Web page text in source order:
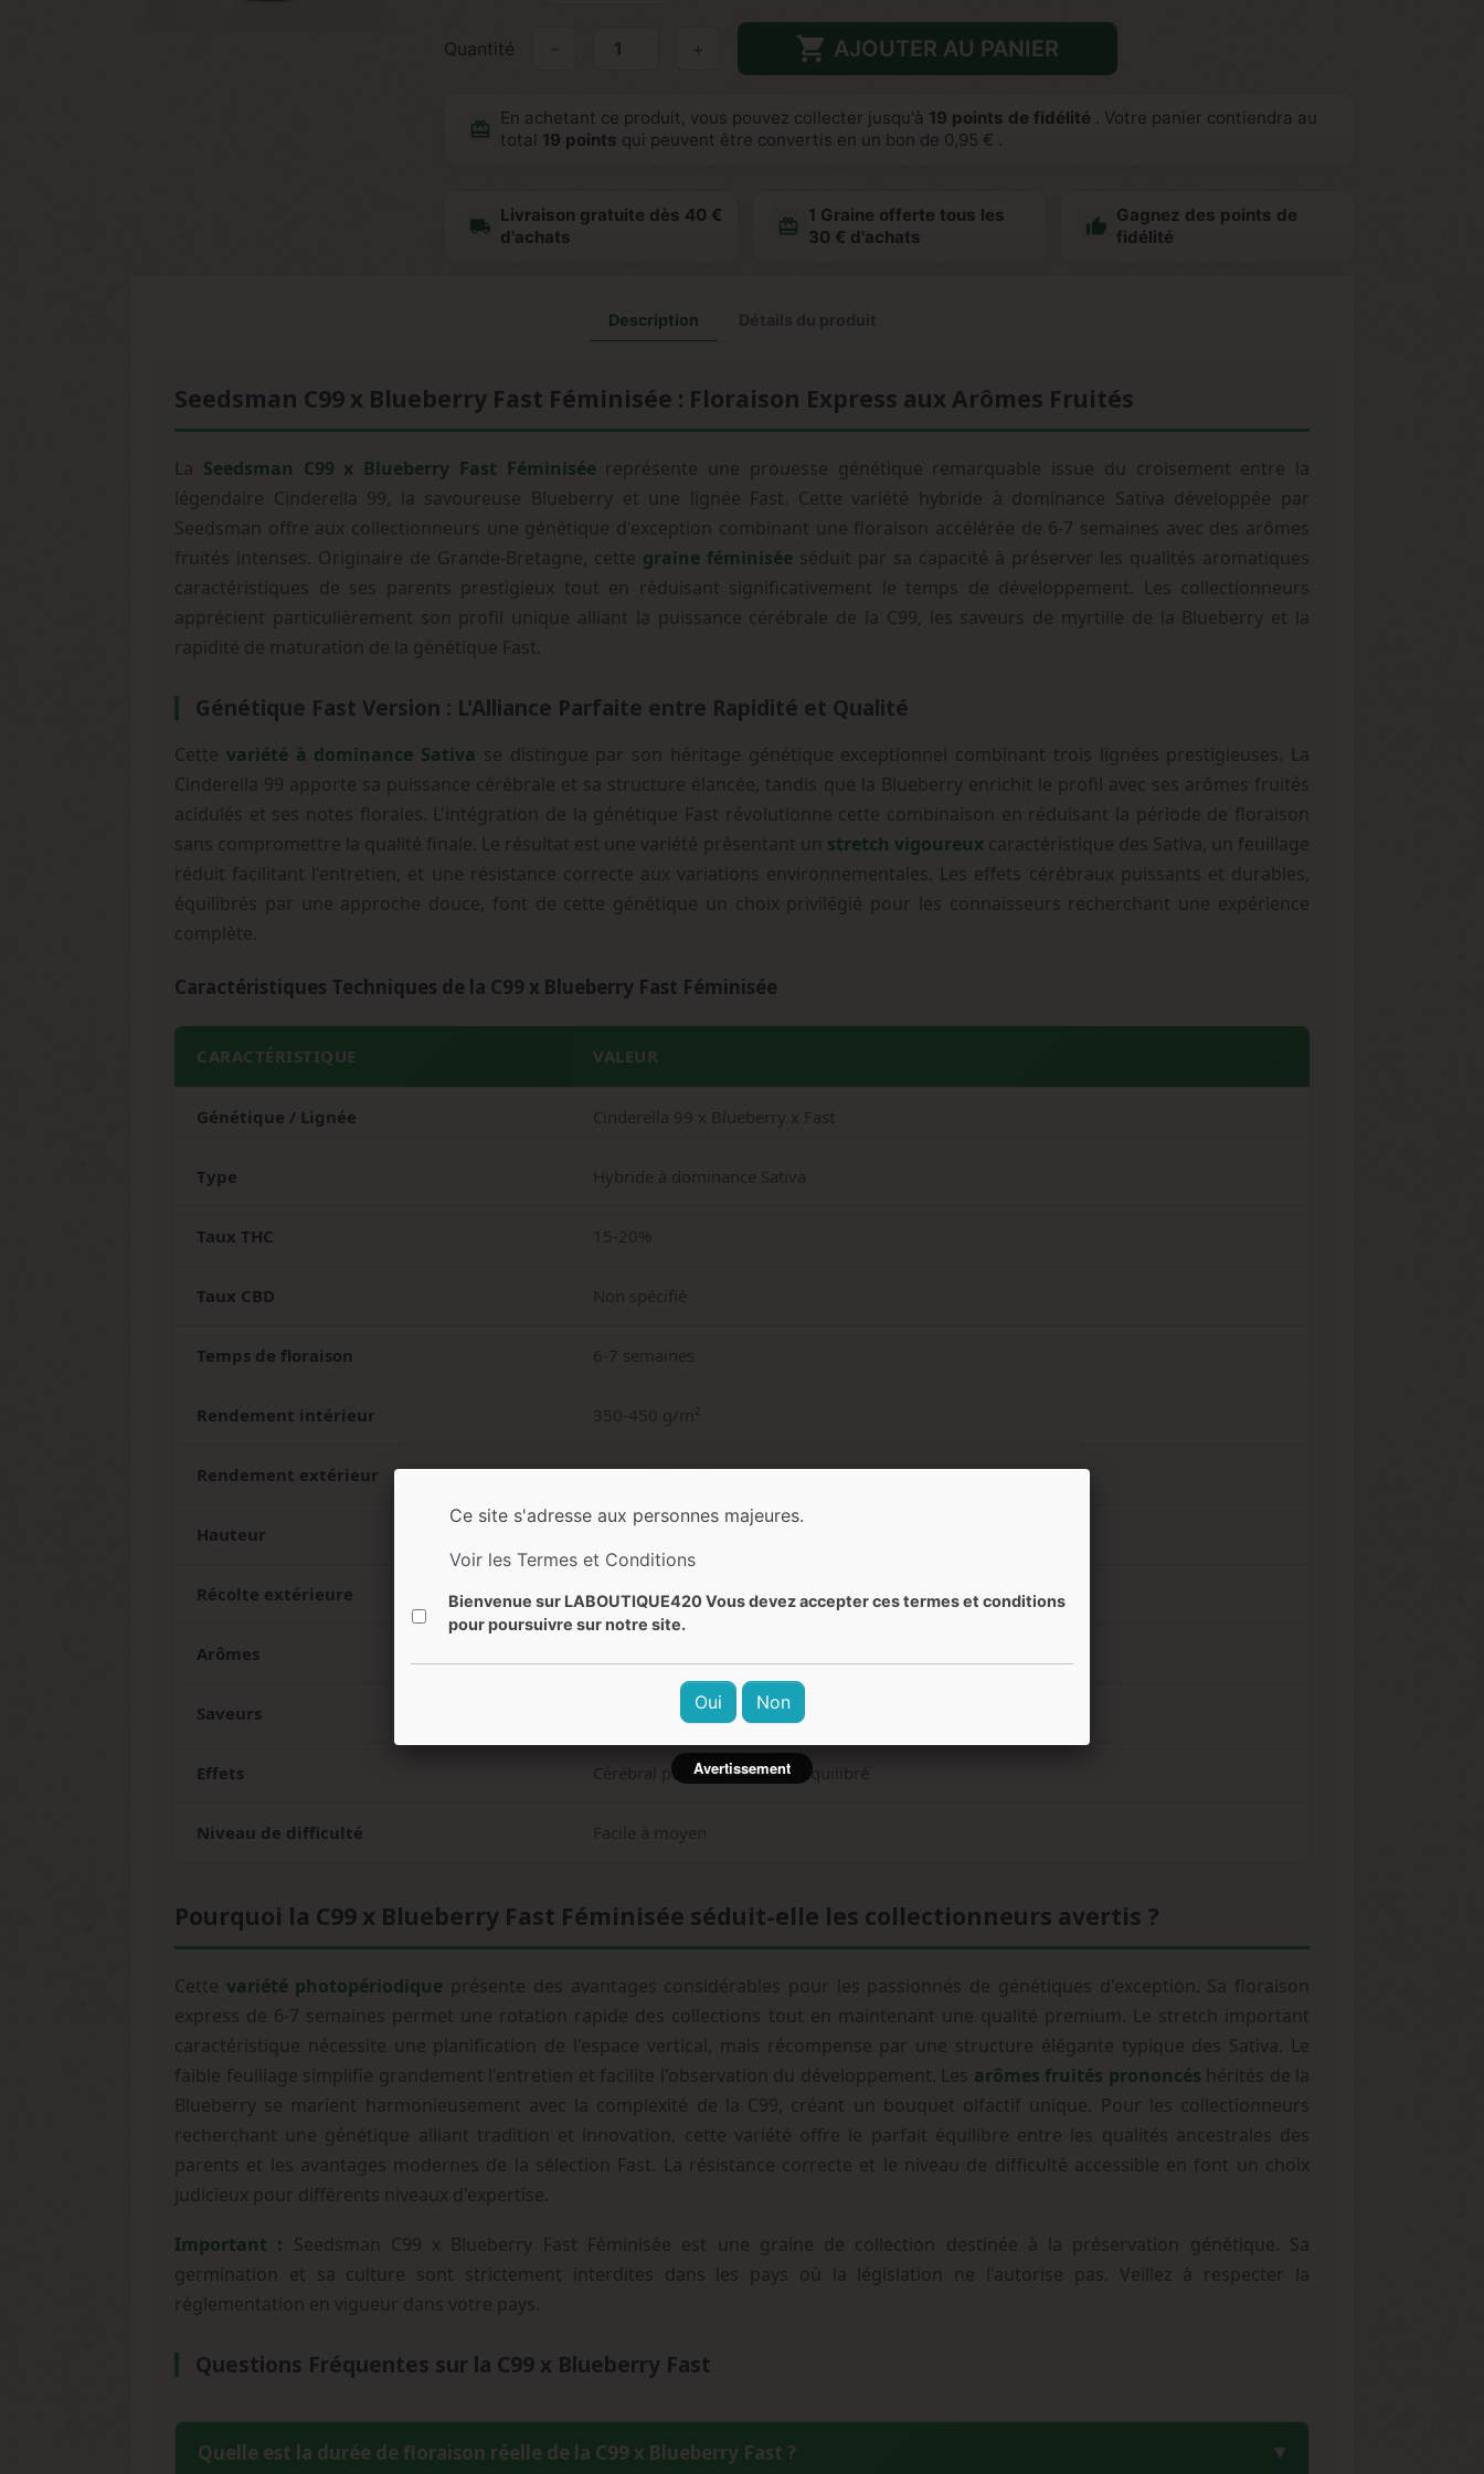
Quantité +  AJOUTER AU PANIER
redeem
En achetant ce produit, vous pouvez collecter jusqu'à 19 points de fidélité . Votre panier contiendra au
total 19 points qui peuvent être convertis en un bon de 0,95 € .
local_shipping
Livraison gratuite dès 40 €
d'achats
redeem
1 Graine offerte tous les
30 € d'achats

Gagnez des points de
fidélité
Description
Seedsman C99 x Blueberry Fast Féminisée : Floraison Express aux Arômes Fruités
La Seedsman C99 x Blueberry Fast Féminiséereprésente une prouesse génétique remarquable issue du croisement entre la
légendaire Cinderella 99, la savoureuse Blueberry et une lignée Fast. Cette variété hybride à dominance Sativa développée par
Seedsman offre aux collectionneurs une génétique d'exception combinant une floraison accélérée de 6-7 semaines avec des arômes
fruités intenses. Originaire de Grande-Bretagne, cette graine féminisée séduit par sa capacité à préserver les qualités aromatiques
caractéristiques de ses parents prestigieux tout en réduisant significativement le temps de développement. Les collectionneurs
apprécient particulièrement son profil unique alliant la puissance cérébrale de la C99, les saveurs de myrtille de la Blueberry et la
rapidité de maturation de la génétique Fast.
Génétique Fast Version : L'Alliance Parfaite entre Rapidité et Qualité
Cette variété à dominance Sativa se distingue par son héritage génétique exceptionnel combinant trois lignées prestigieuses. La
Cinderella 99 apporte sa puissance cérébrale et sa structure élancée, tandis que la Blueberry enrichit le profil avec ses arômes fruités
acidulés et ses notes florales. L'intégration de la génétique Fast révolutionne cette combinaison en réduisant la période de floraison
sans compromettre la qualité finale. Le résultat est une variété présentant un stretch vigoureuxcaractéristique des Sativa, un feuillage
réduit facilitant l'entretien, et une résistance correcte aux variations environnementales. Les effets cérébraux puissants et durables,
équilibrés par une approche douce, font de cette génétique un choix privilégié pour les connaisseurs recherchant une expérience
complète.
Caractéristiques Techniques de la C99 x Blueberry Fast Féminisée
CARACTÉRISTIQUE VALEUR
Génétique / Lignée Cinderella 99 x Blueberry x Fast
Type Hybride à dominance Sativa
Taux THC 15-20%
Taux CBD Non spécifié
Temps de floraison 6-7 semaines
Rendement intérieur 350-450 g/m²
Rendement extérieur Moyen à élevé
Hauteur
Récolte extérieure Septembre
Arômes
Saveurs Myrtille, notes Sativa Thai, fruité
Effets Cérébral puissant, durable, équilibré
Niveau de difficulté Facile à moyen
Pourquoi la C99 x Blueberry Fast Féminisée séduit-elle les collectionneurs avertis ?
Cette variété photopériodique présente des avantages considérables pour les passionnés de génétiques d'exception. Sa floraison
express de 6-7 semaines permet une rotation rapide des collections tout en maintenant une qualité premium. Le stretch important
caractéristique nécessite une planification de l'espace vertical, mais récompense par une structure élégante typique des Sativa. Le
faible feuillage simplifie grandement l'entretien et facilite l'observation du développement. Les arômes fruités prononcés hérités de la
Blueberry se marient harmonieusement avec la complexité de la C99, créant un bouquet olfactif unique. Pour les collectionneurs
recherchant une génétique alliant tradition et innovation, cette variété offre le parfait équilibre entre les qualités ancestrales des
parents et les avantages modernes de la sélection Fast. La résistance correcte et le niveau de difficulté accessible en font un choix
judicieux pour différents niveaux d'expertise.
Important : Seedsman C99 x Blueberry Fast Féminisée est une graine de collection destinée à la préservation génétique. Sa
germination et sa culture sont strictement interdites dans les pays où la législation ne l'autorise pas. Veillez à respecter la
réglementation en vigueur dans votre pays.
Questions Fréquentes sur la C99 x Blueberry Fast
Quelle est la durée de floraison réelle de la C99 x Blueberry Fast ?
Ce site s'adresse aux personnes majeures.
Voir les Termes et Conditions
Bienvenue sur LABOUTIQUE420 Vous devez accepter ces termes et conditions
pour poursuivre sur notre site.
Oui Non
Avertissement